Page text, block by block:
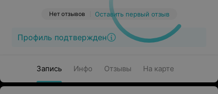
Нет отзывов Оставить первый отзыв
Профиль подтвержден
Запись Инфо Отзывы На карте